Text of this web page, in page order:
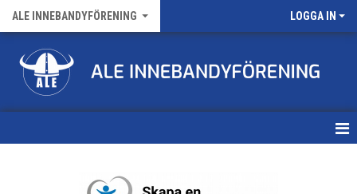
ALE INNEBANDYFÖRENING LOGGA IN